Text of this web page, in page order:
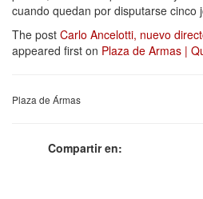
cuando quedan por disputarse cinco
The post Carlo Ancelotti, nuevo
appeared first on Plaza de Armas |
Plaza de Ármas
Compartir en: